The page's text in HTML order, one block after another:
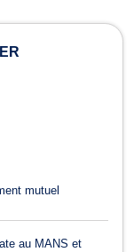
mutuel
au MANS et